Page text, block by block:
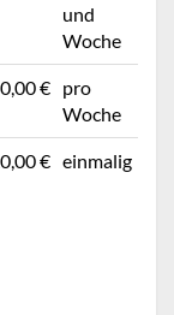
und
Woche
€ pro
Woche
€ einmalig